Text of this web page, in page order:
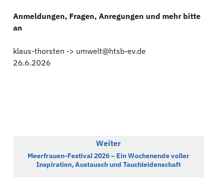
Anmeldungen, Fragen, Anregungen und mehr bitte
an
klaus-thorsten -> umwelt@htsb-ev.de
26.6.2026
Weiter
Meerfrauen-Festival 2026 – Ein Wochenende voller
Inspiration, Austausch und Tauchleidenschaft